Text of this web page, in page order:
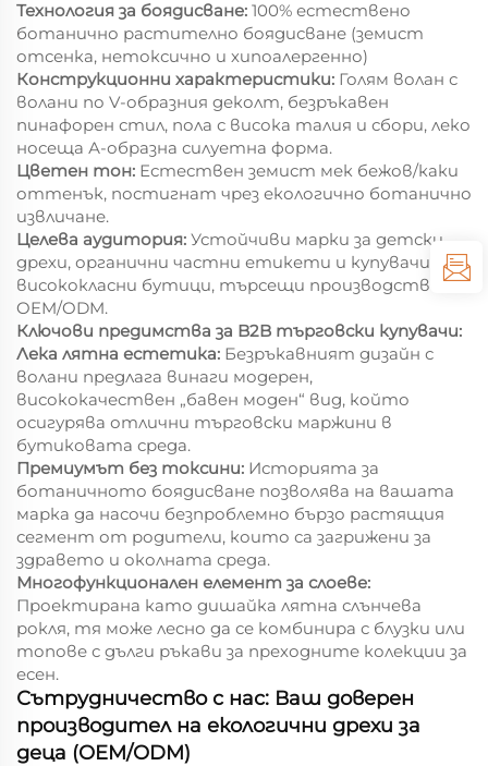
Технология за боядисване: 100% естествено
ботанично растително боядисване (земист
отсенка, нетоксично и хипоалергенно)
Конструкционни характеристики: Голям волан с
волани по V-образния деколт, безръкавен
пинафорен стил, пола с висока талия и сбори, леко
носеща А-образна силуетна форма.
Цветен тон: Естествен земист мек бежов/каки
оттенък, постигнат чрез екологично ботанично
извличане.
Целева аудитория: Устойчиви марки за детски
дрехи, органични частни етикети и купувачи от
висококласни бутици, търсещи производство по
OEM/ODM.
Ключови предимства за B2B търговски купувачи:
Лека лятна естетика: Безръкавният дизайн с
волани предлага винаги модерен,
висококачествен „бавен моден“ вид, който
осигурява отлични търговски маржини в
бутиковата среда.
Премиумът без токсини: Историята за
ботаничното боядисване позволява на вашата
марка да насочи безпроблемно бързо растящия
сегмент от родители, които са загрижени за
здравето и околната среда.
Многофункционален елемент за слоеве:
Проектирана като дишайка лятна слънчева
рокля, тя може лесно да се комбинира с блузки или
топове с дълги ръкави за преходните колекции за
есен.
Сътрудничество с нас: Ваш доверен
производител на екологични дрехи за
деца (OEM/ODM)